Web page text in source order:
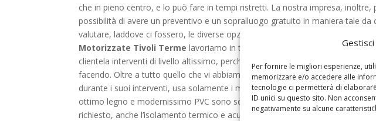
Per fornire le migliori esperienze,
memorizzare e/o accedere alle
tecnologie ci permetterà di
ID unici su questo sito. Non
negativamente su alcune
che in pieno centro, e lo può fare in tempi ristretti. La nostra impresa,
possibilità di avere un preventivo e un sopralluogo gratuito in maniera tale
valutare, laddove ci fossero, le diverse opzioni di risoluzione con il cliente e
Motorizzate Tivoli Terme lavoriamo in totale trasparenza, proprio per
clientela interventi di livello altissimo, perché durante i lavori vengono
facendo. Oltre a tutto quello che vi abbiamo detto fino a ora, è bene che
durante i suoi interventi, usa solamente i migliori ricambi presenti sul
ottimo legno e modernissimo PVC sono sempre a disposizione. Questi
richiesto, anche l’isolamento termico e acustico. Quindi laddove vi rendiate